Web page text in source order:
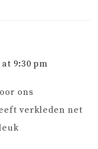
9:30 pm
ons
verkleden net